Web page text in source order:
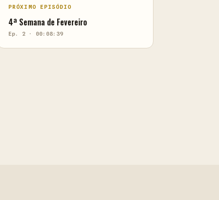
PRÓXIMO EPISÓDIO
4ª Semana de Fevereiro
Ep. 2 · 00:08:39